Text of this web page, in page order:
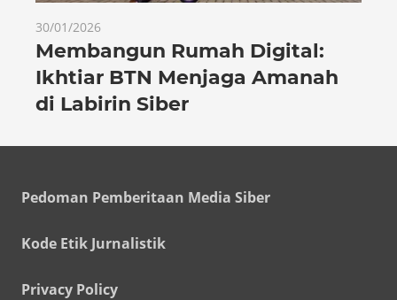
30/01/2026
Membangun Rumah Digital:
Ikhtiar BTN Menjaga Amanah
di Labirin Siber
Pedoman Pemberitaan Media Siber
Kode Etik Jurnalistik
Privacy Policy